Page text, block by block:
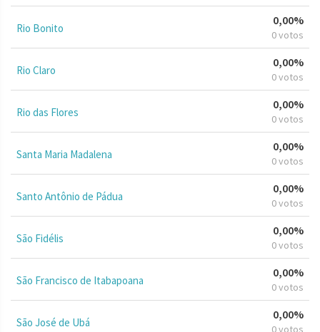
Rio Bonito
0,00%
0 votos
Rio Claro
0,00%
0 votos
Rio das Flores
0,00%
0 votos
Santa Maria Madalena
0,00%
0 votos
Santo Antônio de Pádua
0,00%
0 votos
São Fidélis
0,00%
0 votos
São Francisco de Itabapoana
0,00%
0 votos
São José de Ubá
0,00%
0 votos